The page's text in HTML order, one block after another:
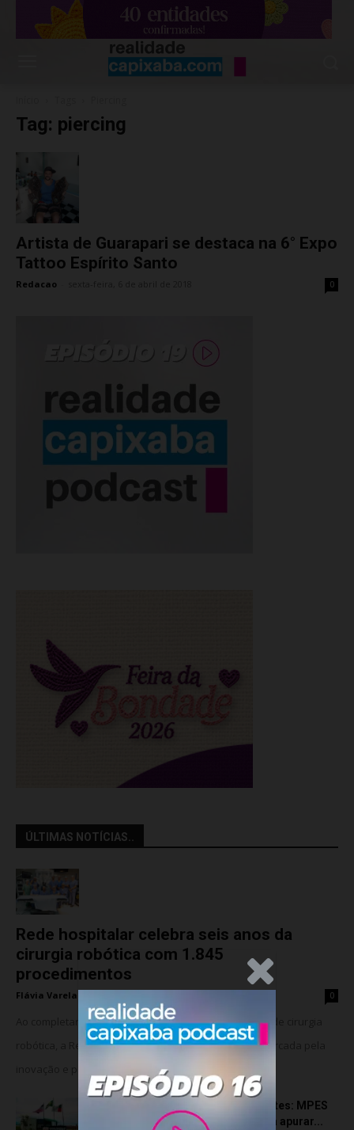
.Anúncio
Tag: piercing
Artista de Guarapari se destaca na 6° Expo
Tattoo Espírito Santo
Redacao 0
ÚLTIMAS NOTÍCIAS..
Rede hospitalar celebra seis anos da
cirurgia robótica com 1.845
procedimentos
Flávia Varela 0
Ao completar seis anos da implantação do programa de cirurgia
robótica, a Rede Meridional celebra uma trajetória marcada pela
inovação e pela consolidação da...
Transporte particular de pacientes: MPES
aciona Câmara de Anchieta para apurar...